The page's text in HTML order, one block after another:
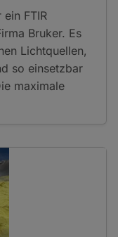
FTIR
Bruker. Es
Lichtquellen,
so einsetzbar
maximale